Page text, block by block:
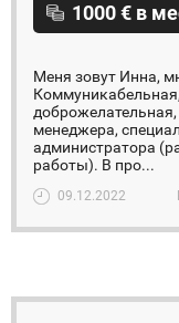
1000 € в
Меня зовут Инна,
менеджера,
администратора
работы). В про...
09.12.2022